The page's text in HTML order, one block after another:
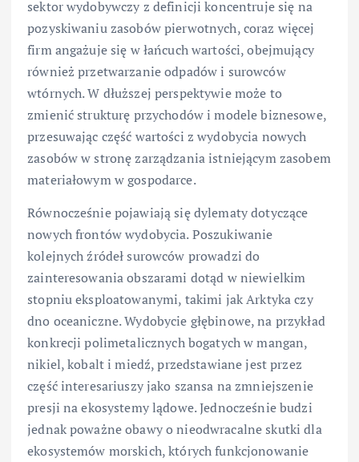
sektor wydobywczy z definicji koncentruje się na
pozyskiwaniu zasobów pierwotnych, coraz więcej
firm angażuje się w łańcuch wartości, obejmujący
również przetwarzanie odpadów i surowców
wtórnych. W dłuższej perspektywie może to
zmienić strukturę przychodów i modele biznesowe,
przesuwając część wartości z wydobycia nowych
zasobów w stronę zarządzania istniejącym zasobem
materiałowym w gospodarce.
Równocześnie pojawiają się dylematy dotyczące
nowych frontów wydobycia. Poszukiwanie
kolejnych źródeł surowców prowadzi do
zainteresowania obszarami dotąd w niewielkim
stopniu eksploatowanymi, takimi jak Arktyka czy
dno oceaniczne. Wydobycie głębinowe, na przykład
konkrecji polimetalicznych bogatych w mangan,
nikiel, kobalt i miedź, przedstawiane jest przez
część interesariuszy jako szansa na zmniejszenie
presji na ekosystemy lądowe. Jednocześnie budzi
jednak poważne obawy o nieodwracalne skutki dla
ekosystemów morskich, których funkcjonowanie